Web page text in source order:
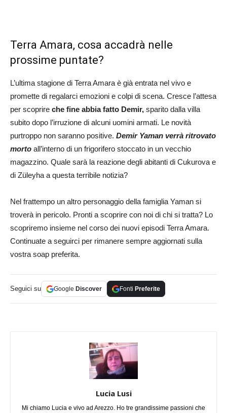
Terra Amara, cosa accadrà nelle
prossime puntate?
L’ultima stagione di Terra Amara è già entrata nel vivo e
promette di regalarci emozioni e colpi di scena. Cresce l’attesa
per scoprire che fine abbia fatto Demir, sparito dalla villa
subito dopo l’irruzione di alcuni uomini armati. Le novità
purtroppo non saranno positive. Demir Yaman verrà ritrovato
morto all’interno di un frigorifero stoccato in un vecchio
magazzino. Quale sarà la reazione degli abitanti di Cukurova e
di Züleyha a questa terribile notizia?
Nel frattempo un altro personaggio della famiglia Yaman si
troverà in pericolo. Pronti a scoprire con noi di chi si tratta? Lo
scopriremo insieme nel corso dei nuovi episodi Terra Amara.
Continuate a seguirci per rimanere sempre aggiornati sulla
vostra soap preferita.
Seguici su Google Discover Fonti Preferite
Lucia Lusi
Mi chiamo Lucia e vivo ad Arezzo. Ho tre grandissime passioni che